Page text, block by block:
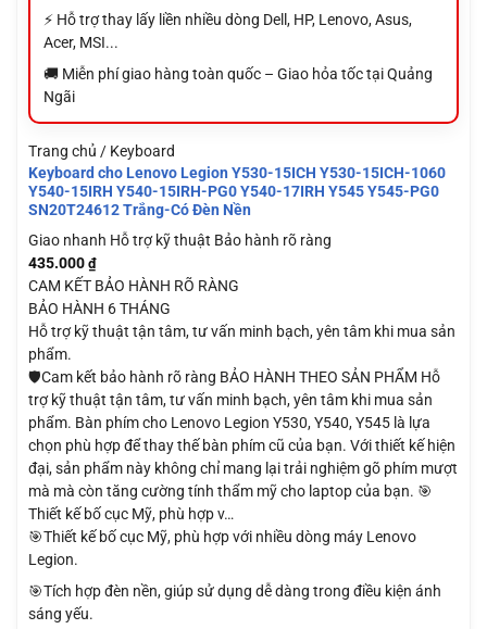
⚡ Hỗ trợ thay lấy liền nhiều dòng Dell, HP, Lenovo, Asus,
Acer, MSI...
🚚 Miễn phí giao hàng toàn quốc – Giao hỏa tốc tại Quảng
Ngãi
Trang chủ / Keyboard
Keyboard cho Lenovo Legion Y530-15ICH Y530-15ICH-1060
Y540-15IRH Y540-15IRH-PG0 Y540-17IRH Y545 Y545-PG0
SN20T24612 Trắng-Có Đèn Nền
Giao nhanh Hỗ trợ kỹ thuật Bảo hành rõ ràng
435.000 ₫
CAM KẾT BẢO HÀNH RÕ RÀNG
BẢO HÀNH 6 THÁNG
Hỗ trợ kỹ thuật tận tâm, tư vấn minh bạch, yên tâm khi mua sản
phẩm.
🛡️Cam kết bảo hành rõ ràng BẢO HÀNH THEO SẢN PHẨM Hỗ
trợ kỹ thuật tận tâm, tư vấn minh bạch, yên tâm khi mua sản
phẩm. Bàn phím cho Lenovo Legion Y530, Y540, Y545 là lựa
chọn phù hợp để thay thế bàn phím cũ của bạn. Với thiết kế hiện
đại, sản phẩm này không chỉ mang lại trải nghiệm gõ phím mượt
mà mà còn tăng cường tính thẩm mỹ cho laptop của bạn. 🎯
Thiết kế bố cục Mỹ, phù hợp v…
🎯Thiết kế bố cục Mỹ, phù hợp với nhiều dòng máy Lenovo
Legion.
🎯Tích hợp đèn nền, giúp sử dụng dễ dàng trong điều kiện ánh
sáng yếu.